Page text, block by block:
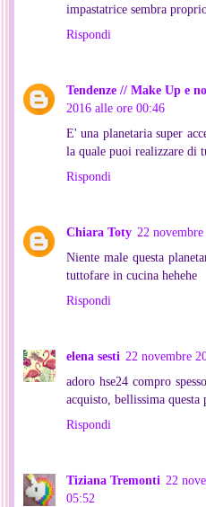
impastatrice sembra
Rispondi
Tendenze // Make Up e
2016 alle ore 00:46
E' una planetaria super
la quale puoi realizzare di
Rispondi
Chiara Toty 22
Niente male questa
tuttofare in cucina hehehe
Rispondi
elena sesti 22 novembre
adoro hse24 compro
acquisto, bellissima
Rispondi
Tiziana Tremonti 22
05:52